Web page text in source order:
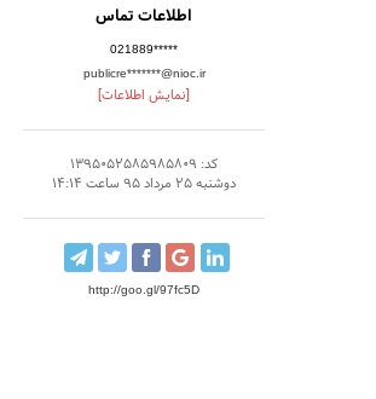
اطلاعات تماس
021889*****
publicre*******@nioc.ir
[نمایش اطلاعات]
کد: 1395052585985809
دوشنبه 25 مرداد 95 ساعت 14:14
http://goo.gl/97fc5D